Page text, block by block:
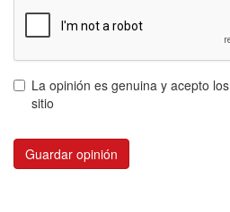
La opinión es genuina y acepto los
sitio
Guardar opinión